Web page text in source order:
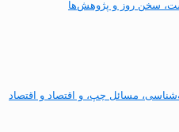
مسائل چپ، و اقتصاد و اقتصاد